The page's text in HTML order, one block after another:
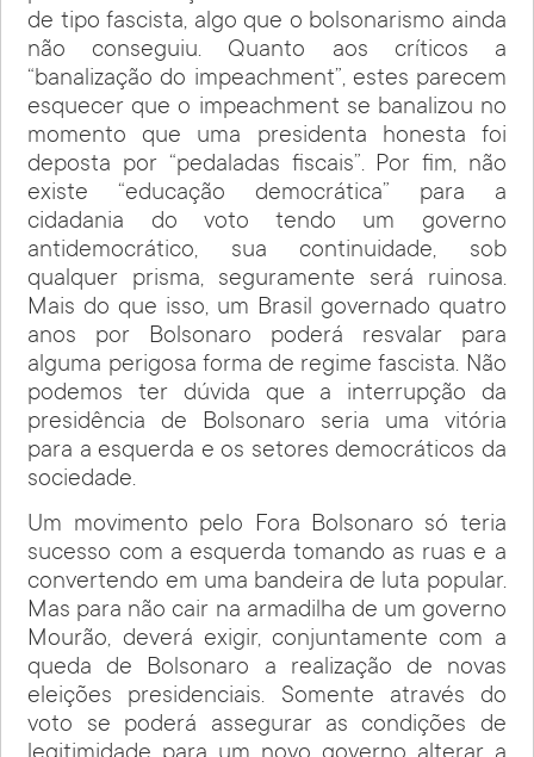
de tipo fascista, algo que o bolsonarismo ainda
não conseguiu. Quanto aos críticos a
“banalização do impeachment”, estes parecem
esquecer que o impeachment se banalizou no
momento que uma presidenta honesta foi
deposta por “pedaladas fiscais”. Por fim, não
existe “educação democrática” para a
cidadania do voto tendo um governo
antidemocrático, sua continuidade, sob
qualquer prisma, seguramente será ruinosa.
Mais do que isso, um Brasil governado quatro
anos por Bolsonaro poderá resvalar para
alguma perigosa forma de regime fascista. Não
podemos ter dúvida que a interrupção da
presidência de Bolsonaro seria uma vitória
para a esquerda e os setores democráticos da
sociedade.
Um movimento pelo Fora Bolsonaro só teria
sucesso com a esquerda tomando as ruas e a
convertendo em uma bandeira de luta popular.
Mas para não cair na armadilha de um governo
Mourão, deverá exigir, conjuntamente com a
queda de Bolsonaro a realização de novas
eleições presidenciais. Somente através do
voto se poderá assegurar as condições de